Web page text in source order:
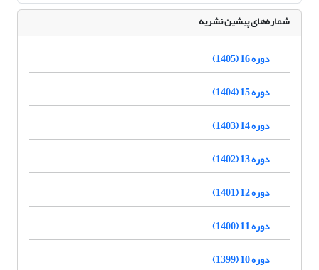
شماره‌های پیشین نشریه
دوره 16 (1405)
دوره 15 (1404)
دوره 14 (1403)
دوره 13 (1402)
دوره 12 (1401)
دوره 11 (1400)
دوره 10 (1399)